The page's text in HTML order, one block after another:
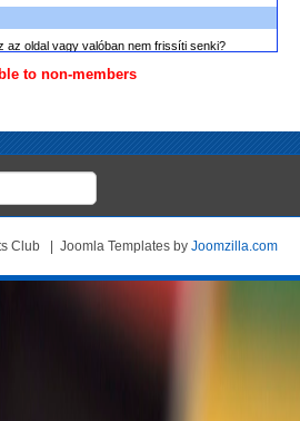
az oldal vagy valóban nem frissíti senki?
to non-members
Club | Joomla Templates by Joomzilla.com